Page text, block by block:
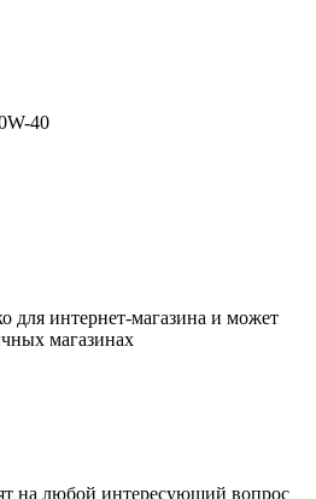
40
для интернет-магазина и может
магазинах
на любой интересующий вопрос